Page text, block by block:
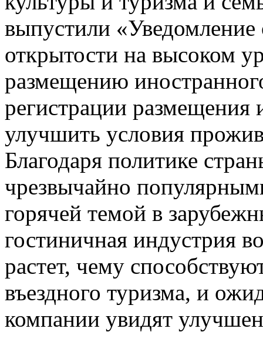
выпустили
открытости на высоком
размещению
регистрации размещения
улучшить условия
Благодаря политике
чрезвычайно
горячей темой в
гостиничная индустрия
растет, чему
въездного туризма, и
компании увидят